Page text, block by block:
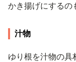
かき揚げにするの
汁物
ゆり根を汁物の具